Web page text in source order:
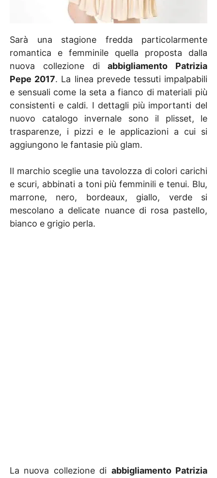
Sarà una stagione fredda particolarmente
romantica e femminile quella proposta dalla
nuova collezione diabbigliamento Patrizia
Pepe 2017. La linea prevede tessuti impalpabili
e sensuali come la seta a fianco di materiali più
consistenti e caldi. I dettagli più importanti del
nuovo catalogo invernale sono il plisset, le
trasparenze, i pizzi e le applicazioni a cui si
aggiungono le fantasie più glam.
Il marchio sceglie una tavolozza di colori carichi
e scuri, abbinati a toni più femminili e tenui. Blu,
marrone, nero, bordeaux, giallo, verde si
mescolano a delicate nuance di rosa pastello,
bianco e grigio perla.
La nuova collezione di abbigliamento Patrizia